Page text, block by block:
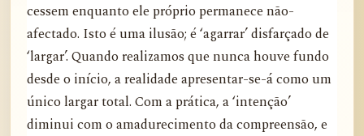
cessem enquanto ele próprio permanece não-
afectado. Isto é uma ilusão; é ‘agarrar’ disfarçado de
‘largar’. Quando realizamos que nunca houve fundo
desde o início, a realidade apresentar-se-á como um
único largar total. Com a prática, a ‘intenção’
diminui com o amadurecimento da compreensão, e